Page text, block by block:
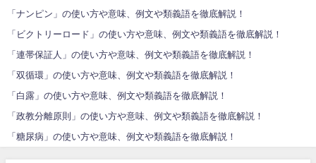
「ナンピン」の使い方や意味、例文や類義語を徹底解説！
「ビクトリーロード」の使い方や意味、例文や類義語を徹底解説！
「連帯保証人」の使い方や意味、例文や類義語を徹底解説！
「双循環」の使い方や意味、例文や類義語を徹底解説！
「白露」の使い方や意味、例文や類義語を徹底解説！
「政教分離原則」の使い方や意味、例文や類義語を徹底解説！
「糖尿病」の使い方や意味、例文や類義語を徹底解説！